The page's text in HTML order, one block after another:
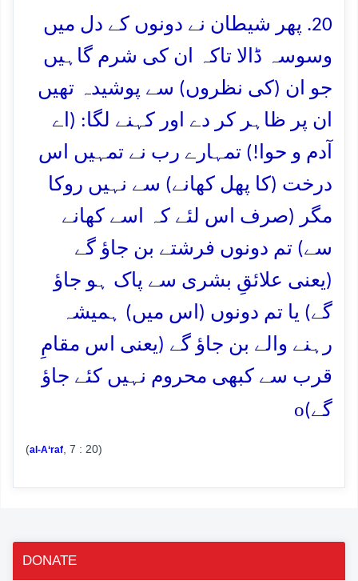
20. پھر شیطان نے دونوں کے دل میں
وسوسہ ڈالا تاکہ ان کی شرم گاہیں
جو ان (کی نظروں) سے پوشیدہ تھیں
ان پر ظاہر کر دے اور کہنے لگا: (اے
آدم و حوا!) تمہارے رب نے تمہیں اس
درخت (کا پھل کھانے) سے نہیں روکا
مگر (صرف اس لئے کہ اسے کھانے
سے) تم دونوں فرشتے بن جاؤ گے
(یعنی علائقِ بشری سے پاک ہو جاؤ
گے) یا تم دونوں (اس میں) ہمیشہ
رہنے والے بن جاؤ گے (یعنی اس مقامِ
قرب سے کبھی محروم نہیں کئے جاؤ
گے)o
(al-A‘raf , 7 : 20)
DONATE